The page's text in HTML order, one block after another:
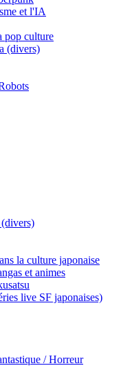
et l'IA
pop culture
(divers)
la culture japonaise
et animes
live SF japonaises)
/ Horreur